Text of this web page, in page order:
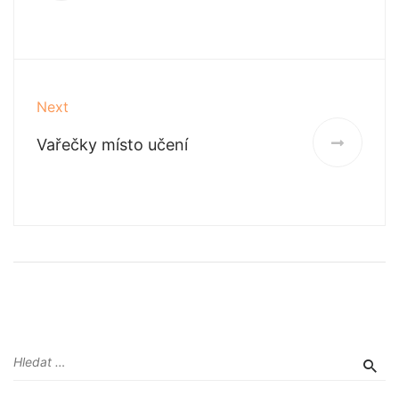
Next
Vařečky místo učení